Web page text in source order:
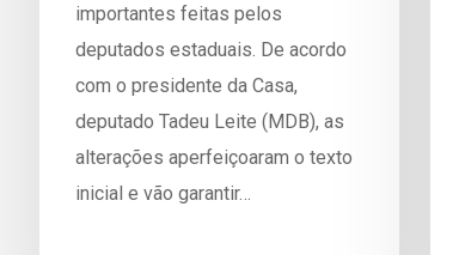
importantes feitas pelos
deputados estaduais. De acordo
com o presidente da Casa,
deputado Tadeu Leite (MDB), as
alterações aperfeiçoaram o texto
inicial e vão garantir…